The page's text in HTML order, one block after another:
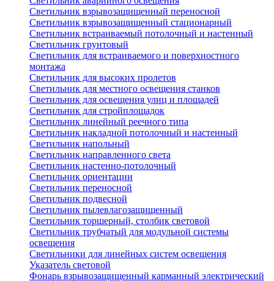
Светильник взрывозащищенный переносной
Светильник взрывозащищенный стационарный
Светильник встраиваемый потолочный и настенный
Светильник грунтовый
Светильник для встраиваемого и поверхностного
монтажа
Светильник для высоких пролетов
Светильник для местного освещения станков
Светильник для освещения улиц и площадей
Светильник для стройплощадок
Светильник линейный реечного типа
Светильник накладной потолочный и настенный
Светильник напольный
Светильник направленного света
Светильник настенно-потолочный
Светильник ориентации
Светильник переносной
Светильник подвесной
Светильник пылевлагозащищенный
Светильник торшерный, столбик световой
Светильник трубчатый для модульной системы
освещения
Светильники для линейных систем освещения
Указатель световой
Фонарь взрывозащищенный карманный электрический